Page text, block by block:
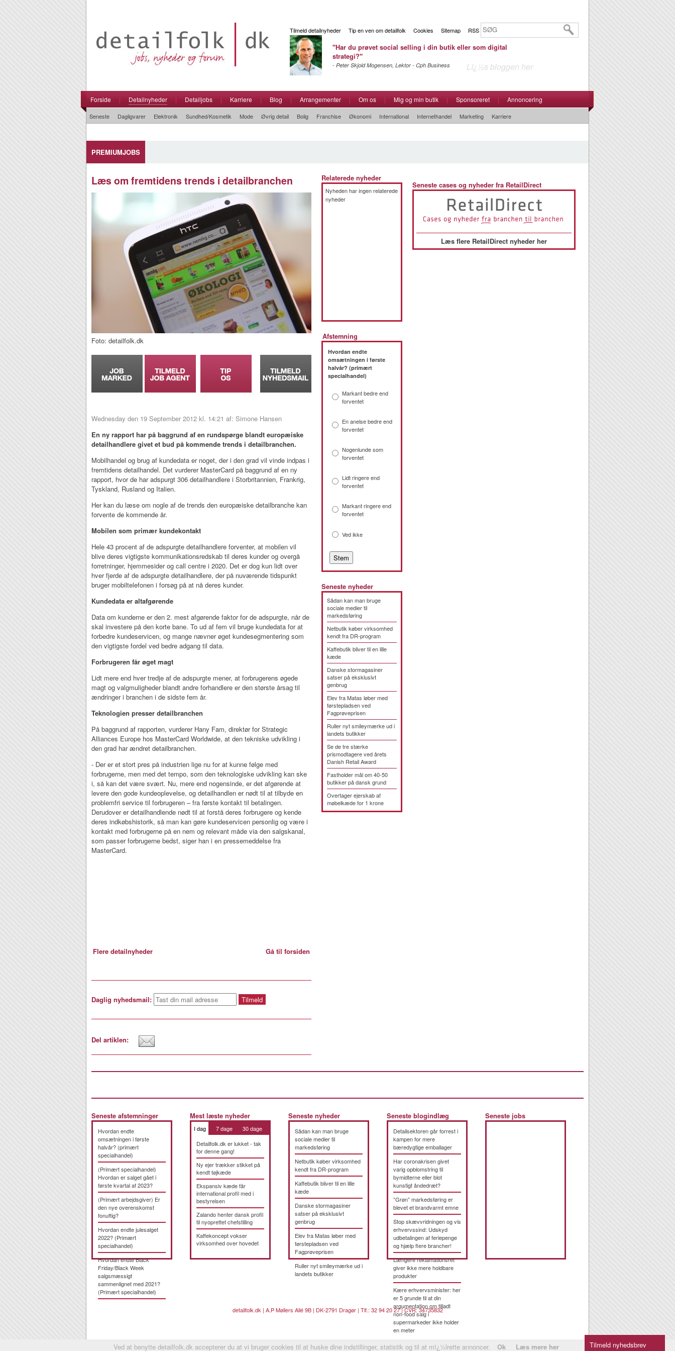
Ved at benytte detailfolk.dk accepterer du at vi bruger cookies til at huske dine indstillinger, statistik og til at mï¿½lrette annoncer. Ok Læs mere her
Tilmeld detailnyheder Tip en ven om detailfolk Cookies Sitemap RSS
"Har du prøvet social selling i din butik eller som digital
strategi?"
- Peter Skjold Mogensen, Lektor - Cph Business Lï¿½s bloggen her
Forside | Detailnyheder | Detailjobs | Karriere | Blog | Arrangementer | Om os | Mig og min butik | Sponsoreret | Annoncering
Seneste Dagligvarer Elektronik Sundhed/Kosmetik Mode Øvrig detail Bolig Franchise Økonomi International Internethandel Marketing Karriere
PREMIUMJOBS
Læs om fremtidens trends i detailbranchen
Foto: detailfolk.dk
Wednesday den 19 September 2012 kl. 14:21 af: Simone Hansen
En ny rapport har på baggrund af en rundspørge blandt europæiske
detailhandlere givet et bud på kommende trends i detailbranchen.
Mobilhandel og brug af kundedata er noget, der i den grad vil vinde indpas i
fremtidens detailhandel. Det vurderer MasterCard på baggrund af en ny
rapport, hvor de har adspurgt 306 detailhandlere i Storbritannien, Frankrig,
Tyskland, Rusland og Italien.
Her kan du læse om nogle af de trends den europæiske detailbranche kan
forvente de kommende år.
Mobilen som primær kundekontakt
Hele 43 procent af de adspurgte detailhandlere forventer, at mobilen vil
blive deres vigtigste kommunikationsredskab til deres kunder og overgå
forretninger, hjemmesider og call centre i 2020. Det er dog kun lidt over
hver fjerde af de adspurgte detailhandlere, der på nuværende tidspunkt
bruger mobiltelefonen i forsøg på at nå deres kunder.
Kundedata er altafgørende
Data om kunderne er den 2. mest afgørende faktor for de adspurgte, når de
skal investere på den korte bane. To ud af fem vil bruge kundedata for at
forbedre kundeservicen, og mange nævner øget kundesegmentering som
den vigtigste fordel ved bedre adgang til data.
Forbrugeren får øget magt
Lidt mere end hver tredje af de adspurgte mener, at forbrugerens øgede
magt og valgmuligheder blandt andre forhandlere er den største årsag til
ændringer i branchen i de sidste fem år.
Teknologien presser detailbranchen
På baggrund af rapporten, vurderer Hany Fam, direktør for Strategic
Alliances Europe hos MasterCard Worldwide, at den tekniske udvikling i
den grad har ændret detailbranchen.
- Der er et stort pres på industrien lige nu for at kunne følge med
forbrugerne, men med det tempo, som den teknologiske udvikling kan ske
i, så kan det være svært. Nu, mere end nogensinde, er det afgørende at
levere den gode kundeoplevelse, og detailhandlen er nødt til at tilbyde en
problemfri service til forbrugeren – fra første kontakt til betalingen.
Derudover er detailhandlende nødt til at forstå deres forbrugere og kende
deres indkøbshistorik, så man kan gøre kundeservicen personlig og være i
kontakt med forbrugerne på en nem og relevant måde via den salgskanal,
som passer forbrugerne bedst, siger han i en pressemeddelse fra
MasterCard.
Flere detailnyheder Gå til forsiden
Daglig nyhedsmail:
Del artiklen:
Relaterede nyheder
Nyheden har ingen relaterede
nyheder
Afstemning
Hvordan endte
omsætningen i første
halvår? (primært
specialhandel)
Markant bedre end
forventet
En anelse bedre end
forventet
Nogenlunde som
forventet
Lidt ringere end
forventet
Markant ringere end
forventet
Ved ikke
Seneste nyheder
Sådan kan man bruge
sociale medier til
markedsføring
Netbutik køber virksomhed
kendt fra DR-program
Kaffebutik bliver til en lille
kæde
Danske stormagasiner
satser på eksklusivt
genbrug
Elev fra Matas løber med
førstepladsen ved
Fagprøveprisen
Ruller nyt smileymærke ud i
landets butikker
Se de tre stærke
prismodtagere ved årets
Danish Retail Award
Fastholder mål om 40-50
butikker på dansk grund
Overtager ejerskab af
møbelkæde for 1 krone
Seneste cases og nyheder fra RetailDirect
Læs flere RetailDirect nyheder her
Seneste afstemninger
Hvordan endte
omsætningen i første
halvår? (primært
specialhandel)
(Primært specialhandel)
Hvordan er salget gået i
første kvartal af 2023?
(Primært arbejdsgiver) Er
den nye overenskomst
fonuftig?
Hvordan endte julesalget
2022? (Primært
specialhandel)
Hvordan endte Black
Friday/Black Week
salgsmæssigt
sammenlignet med 2021?
(Primært specialhandel)
Mest læste nyheder
I dag 7 dage
30 dage
Detailfolk.dk er lukket - tak
for denne gang!
Ny ejer trækker stikket på
kendt tøjkæde
Ekspansiv kæde får
international profil med i
bestyrelsen
Zalando henter dansk profil
til nyoprettet chefstilling
Kaffekoncept vokser
virksomhed over hovedet
Seneste nyheder
Sådan kan man bruge
sociale medier til
markedsføring
Netbutik køber virksomhed
kendt fra DR-program
Kaffebutik bliver til en lille
kæde
Danske stormagasiner
satser på eksklusivt
genbrug
Elev fra Matas løber med
førstepladsen ved
Fagprøveprisen
Ruller nyt smileymærke ud i
landets butikker
Seneste blogindlæg
Detailsektoren går forrest i
kampen for mere
bæredygtige emballager
Har coronakrisen givet
varig opblomstring til
bymidterne eller blot
kunstigt åndedræt?
”Grøn” markedsføring er
blevet et brandvarmt emne
Stop skævvridningen og vis
erhvervssind: Udskyd
udbetalingen af feriepenge
og hjælp flere brancher!
Længere reklamationsret
giver ikke mere holdbare
produkter
Kære erhvervsminister: her
er 5 grunde til at din
argumentation om tilladt
non-food salg i
supermarkeder ikke holder
en meter
Seneste jobs
detailfolk.dk | A.P Møllers Allé 9B | DK-2791 Dragør | Tlf.: 32 94 20 27 | CVR: 34735832
Tilmeld nyhedsbrev